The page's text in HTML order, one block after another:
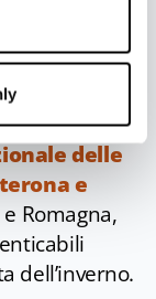
ilParco
stupende
delle
e
Romagna,
dell’inverno.